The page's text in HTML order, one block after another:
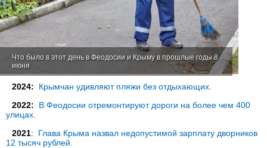
Что было в этот день в Феодосии и Крыму в прошлые годы 8
июня
2024:
Крымчан удивляют пляжи без отдыхающих.
2022: В Феодосии отремонтируют дороги на более чем 400
улицах.
2021: Глава Крыма назвал недопустимой зарплату дворников
12 тысяч рублей.